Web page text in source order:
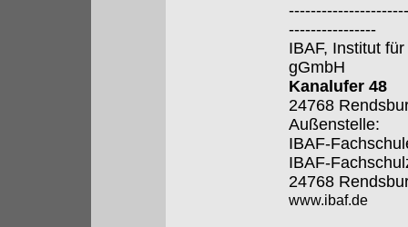
----------------
IBAF, Institut
gGmbH
Kanalufer 48
24768
Außenstelle:
IBAF-
IBAF-
24768
www.ibaf.de